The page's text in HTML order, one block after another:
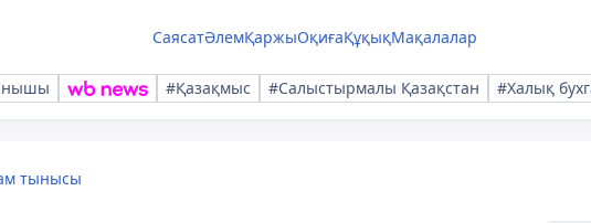
СаясатӘлемҚаржыОқиғаҚұқықМақалалар
#Қазақмыс #Салыстырмалы Қазақстан #Халық
тынысы